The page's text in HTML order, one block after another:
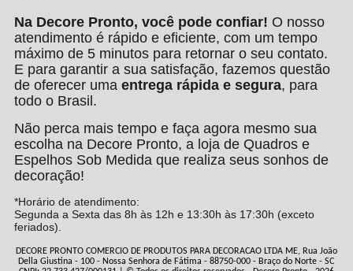
Na Decore Pronto, você pode confiar! O nosso
atendimento é rápido e eficiente, com um tempo
máximo de 5 minutos para retornar o seu contato.
E para garantir a sua satisfação, fazemos questão
de oferecer uma entrega rápida e segura, para
todo o Brasil.
Não perca mais tempo e faça agora mesmo sua
escolha na Decore Pronto, a loja de Quadros e
Espelhos Sob Medida que realiza seus sonhos de
decoração!
*Horário de atendimento:
Segunda a Sexta das 8h às 12h e 13:30h às 17:30h (exceto
feriados).
DECORE PRONTO COMERCIO DE PRODUTOS PARA DECORACAO LTDA ME, Rua João
Della Giustina - 100 - Nossa Senhora de Fátima - 88750-000 - Braço do Norte - SC